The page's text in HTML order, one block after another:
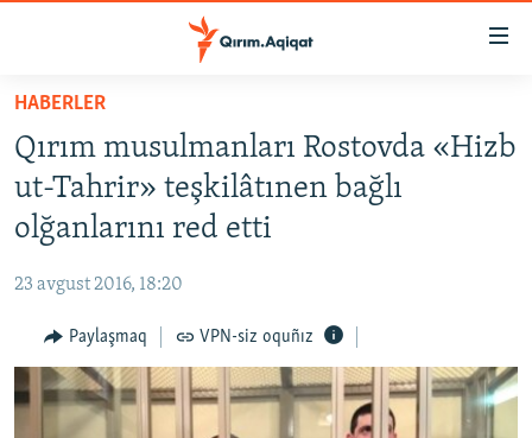
Esas
qaytmaq
Baş
navigatsiyağa
qaytmaq
Qıdıruvğa
qaytmaq
SİYASET
İQTİSADİYAT
MEDENİYET
İNSAN AQLARI
VİDEO
SÜRET
HABERLER
Qırım musulmanları Rostovda «Hizb
ut-Tahrir» teşkilâtınen bağlı
olğanlarını red etti
23 avgust 2016, 18:20
Paylaşmaq VPN-siz oquñız